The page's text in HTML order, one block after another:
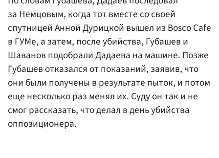
за Немцовым, когда тот вместе со своей
спутницей Анной Дурицкой вышел из Bosco Cafe
в ГУМе, а затем, после убийства, Губашев и
Шаванов подобрали Дадаева на машине. Позже
Губашев отказался от показаний, заявив, что
они были получены в результате пыток, и потом
еще несколько раз менял их. Суду он так и не
смог рассказать, что делал в день убийства
оппозиционера.